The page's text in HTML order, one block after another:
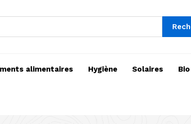
alimentaires Hygiène Solaires